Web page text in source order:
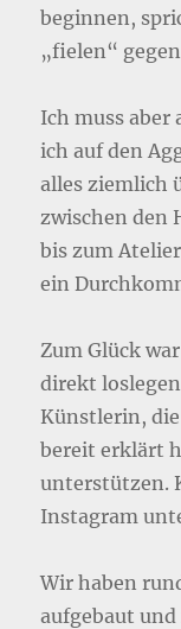
beginnen,
„fielen“
Ich muss aber
ich auf den
alles ziemlich
zwischen den
bis zum
ein
Zum Glück
direkt
Künstlerin,
bereit erklärt
unterstützen.
Instagram
Wir haben
aufgebaut